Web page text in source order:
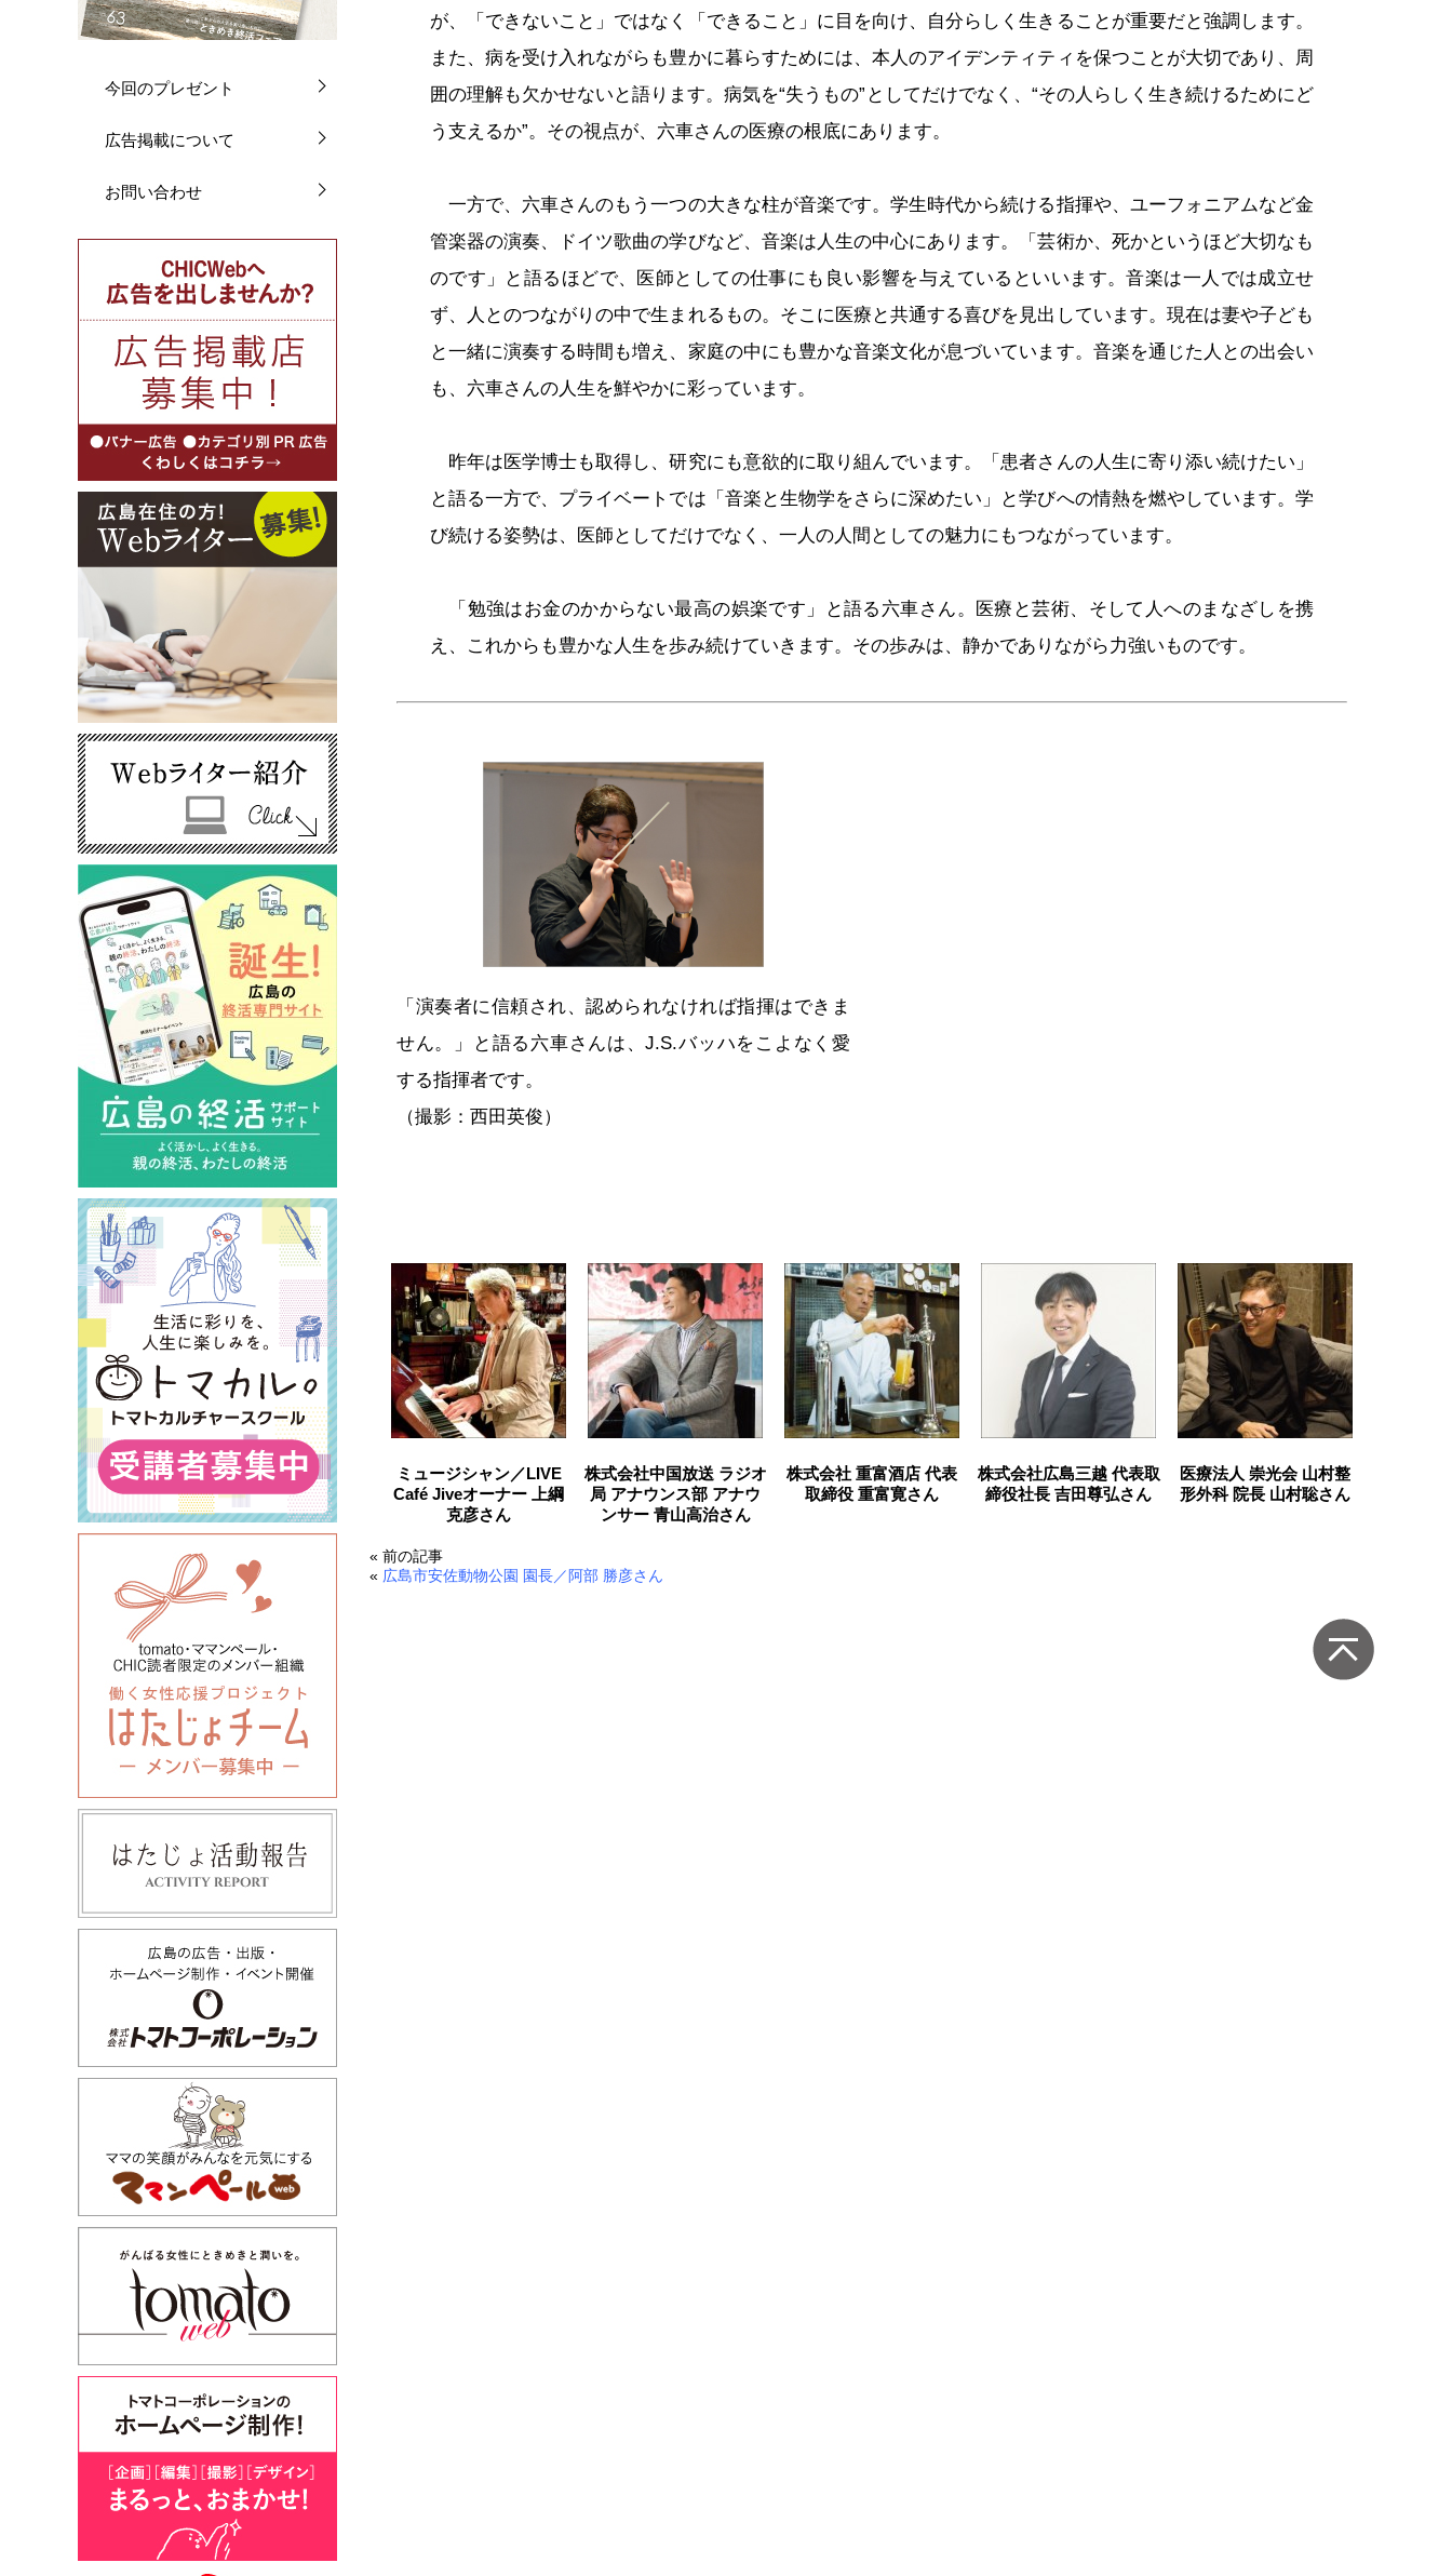
が、「できないこと」ではなく「できること」に目を向け、自分らしく生きることが重要だと強調します。
また、病を受け入れながらも豊かに暮らすためには、本人のアイデンティティを保つことが大切であり、周
囲の理解も欠かせないと語ります。病気を“失うもの”としてだけでなく、“その人らしく生き続けるためにど
う支えるか”。その視点が、六車さんの医療の根底にあります。
一方で、六車さんのもう一つの大きな柱が音楽です。学生時代から続ける指揮や、ユーフォニアムなど金
管楽器の演奏、ドイツ歌曲の学びなど、音楽は人生の中心にあります。「芸術か、死かというほど大切なも
のです」と語るほどで、医師としての仕事にも良い影響を与えているといいます。音楽は一人では成立せ
ず、人とのつながりの中で生まれるもの。そこに医療と共通する喜びを見出しています。現在は妻や子ども
と一緒に演奏する時間も増え、家庭の中にも豊かな音楽文化が息づいています。音楽を通じた人との出会い
も、六車さんの人生を鮮やかに彩っています。
昨年は医学博士も取得し、研究にも意欲的に取り組んでいます。「患者さんの人生に寄り添い続けたい」
と語る一方で、プライベートでは「音楽と生物学をさらに深めたい」と学びへの情熱を燃やしています。学
び続ける姿勢は、医師としてだけでなく、一人の人間としての魅力にもつながっています。
「勉強はお金のかからない最高の娯楽です」と語る六車さん。医療と芸術、そして人へのまなざしを携
え、これからも豊かな人生を歩み続けていきます。その歩みは、静かでありながら力強いものです。
「演奏者に信頼され、認められなければ指揮はできま
せん。」と語る六車さんは、J.S.バッハをこよなく愛
する指揮者です。
（撮影：西田英俊）
ミュージシャン／LIVE
Café Jiveオーナー 上綱
克彦さん
株式会社中国放送 ラジオ
局 アナウンス部 アナウ
ンサー 青山高治さん
株式会社 重富酒店 代表
取締役 重富寛さん
株式会社広島三越 代表取
締役社長 吉田尊弘さん
医療法人 崇光会 山村整
形外科 院長 山村聡さん
« 前の記事
« 広島市安佐動物公園 園長／阿部 勝彦さん
今回のプレゼント
広告掲載について
お問い合わせ